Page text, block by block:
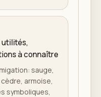
utilités,
à connaître
sauge,
armoise,
symboliques,